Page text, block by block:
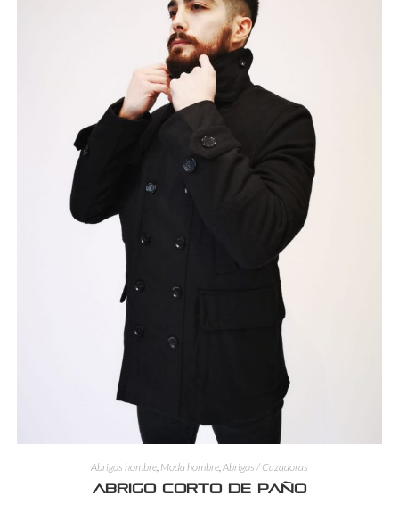
Abrigos hombre, Moda hombre,Abrigos / Cazadoras
Abrigo corto de paño